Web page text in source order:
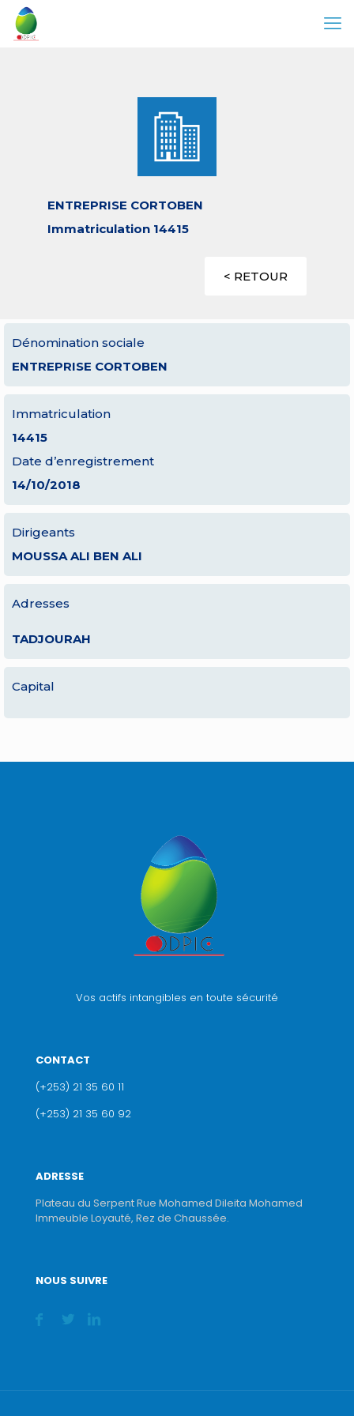
ENTREPRISE CORTOBEN
Immatriculation 14415
< RETOUR
Dénomination sociale
ENTREPRISE CORTOBEN
Immatriculation
14415
Date d’enregistrement
14/10/2018
Dirigeants
MOUSSA ALI BEN ALI
Adresses
TADJOURAH
Capital
Vos actifs intangibles en toute sécurité
CONTACT
(+253) 21 35 60 11
(+253) 21 35 60 92
ADRESSE
Plateau du Serpent Rue Mohamed Dileita Mohamed
Immeuble Loyauté, Rez de Chaussée.
NOUS SUIVRE